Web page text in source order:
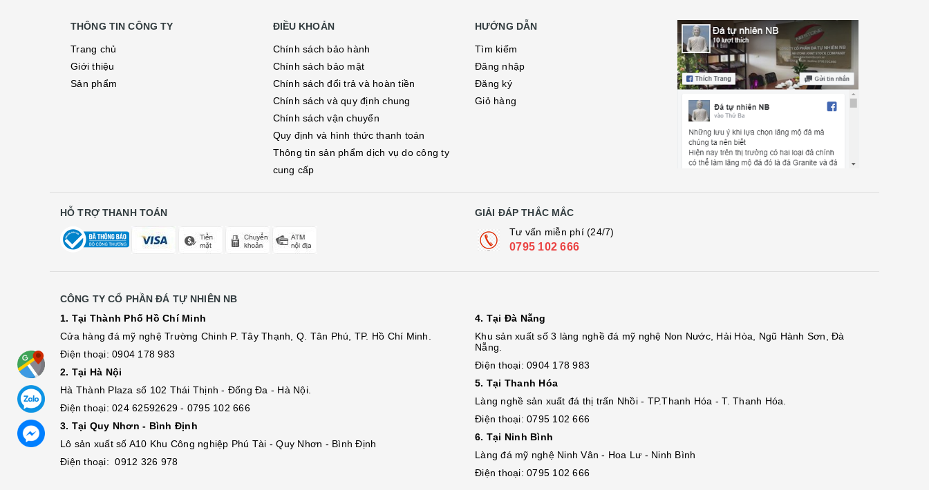
THÔNG TIN CÔNG TY
Trang chủ
Giới thiệu
Sản phẩm
ĐIỀU KHOẢN
Chính sách bảo hành
Chính sách bảo mật
Chính sách đổi trả và hoàn tiền
Chính sách và quy định chung
Chính sách vận chuyển
Quy định và hình thức thanh toán
Thông tin sản phẩm dịch vụ do công ty
cung cấp
HƯỚNG DẪN
Tìm kiếm
Đăng nhập
Đăng ký
Giỏ hàng
HỖ TRỢ THANH TOÁN
GIẢI ĐÁP THẮC MẮC
Tư vấn miễn phí (24/7)
0795 102 666
CÔNG TY CỔ PHẦN ĐÁ TỰ NHIÊN NB
1. Tại Thành Phố Hồ Chí Minh
Cửa hàng đá mỹ nghệ Trường Chinh P. Tây Thạnh, Q. Tân Phú, TP. Hồ Chí Minh.
Điện thoại: 0904 178 983
2. Tại Hà Nội
Hà Thành Plaza số 102 Thái Thịnh - Đống Đa - Hà Nội.
Điện thoại: 024 62592629 - 0795 102 666
3. Tại Quy Nhơn - Bình Định
Lô sản xuất số A10 Khu Công nghiệp Phú Tài - Quy Nhơn - Bình Định
Điện thoại: 0912 326 978
4. Tại Đà Nẵng
Khu sản xuất số 3 làng nghề đá mỹ nghệ Non Nước, Hải Hòa, Ngũ Hành Sơn, Đà
Nẵng.
Điện thoại: 0904 178 983
5. Tại Thanh Hóa
Làng nghề sản xuất đá thị trấn Nhồi - TP.Thanh Hóa - T. Thanh Hóa.
Điện thoại: 0795 102 666
6. Tại Ninh Bình
Làng đá mỹ nghệ Ninh Vân - Hoa Lư - Ninh Bình
Điện thoại: 0795 102 666